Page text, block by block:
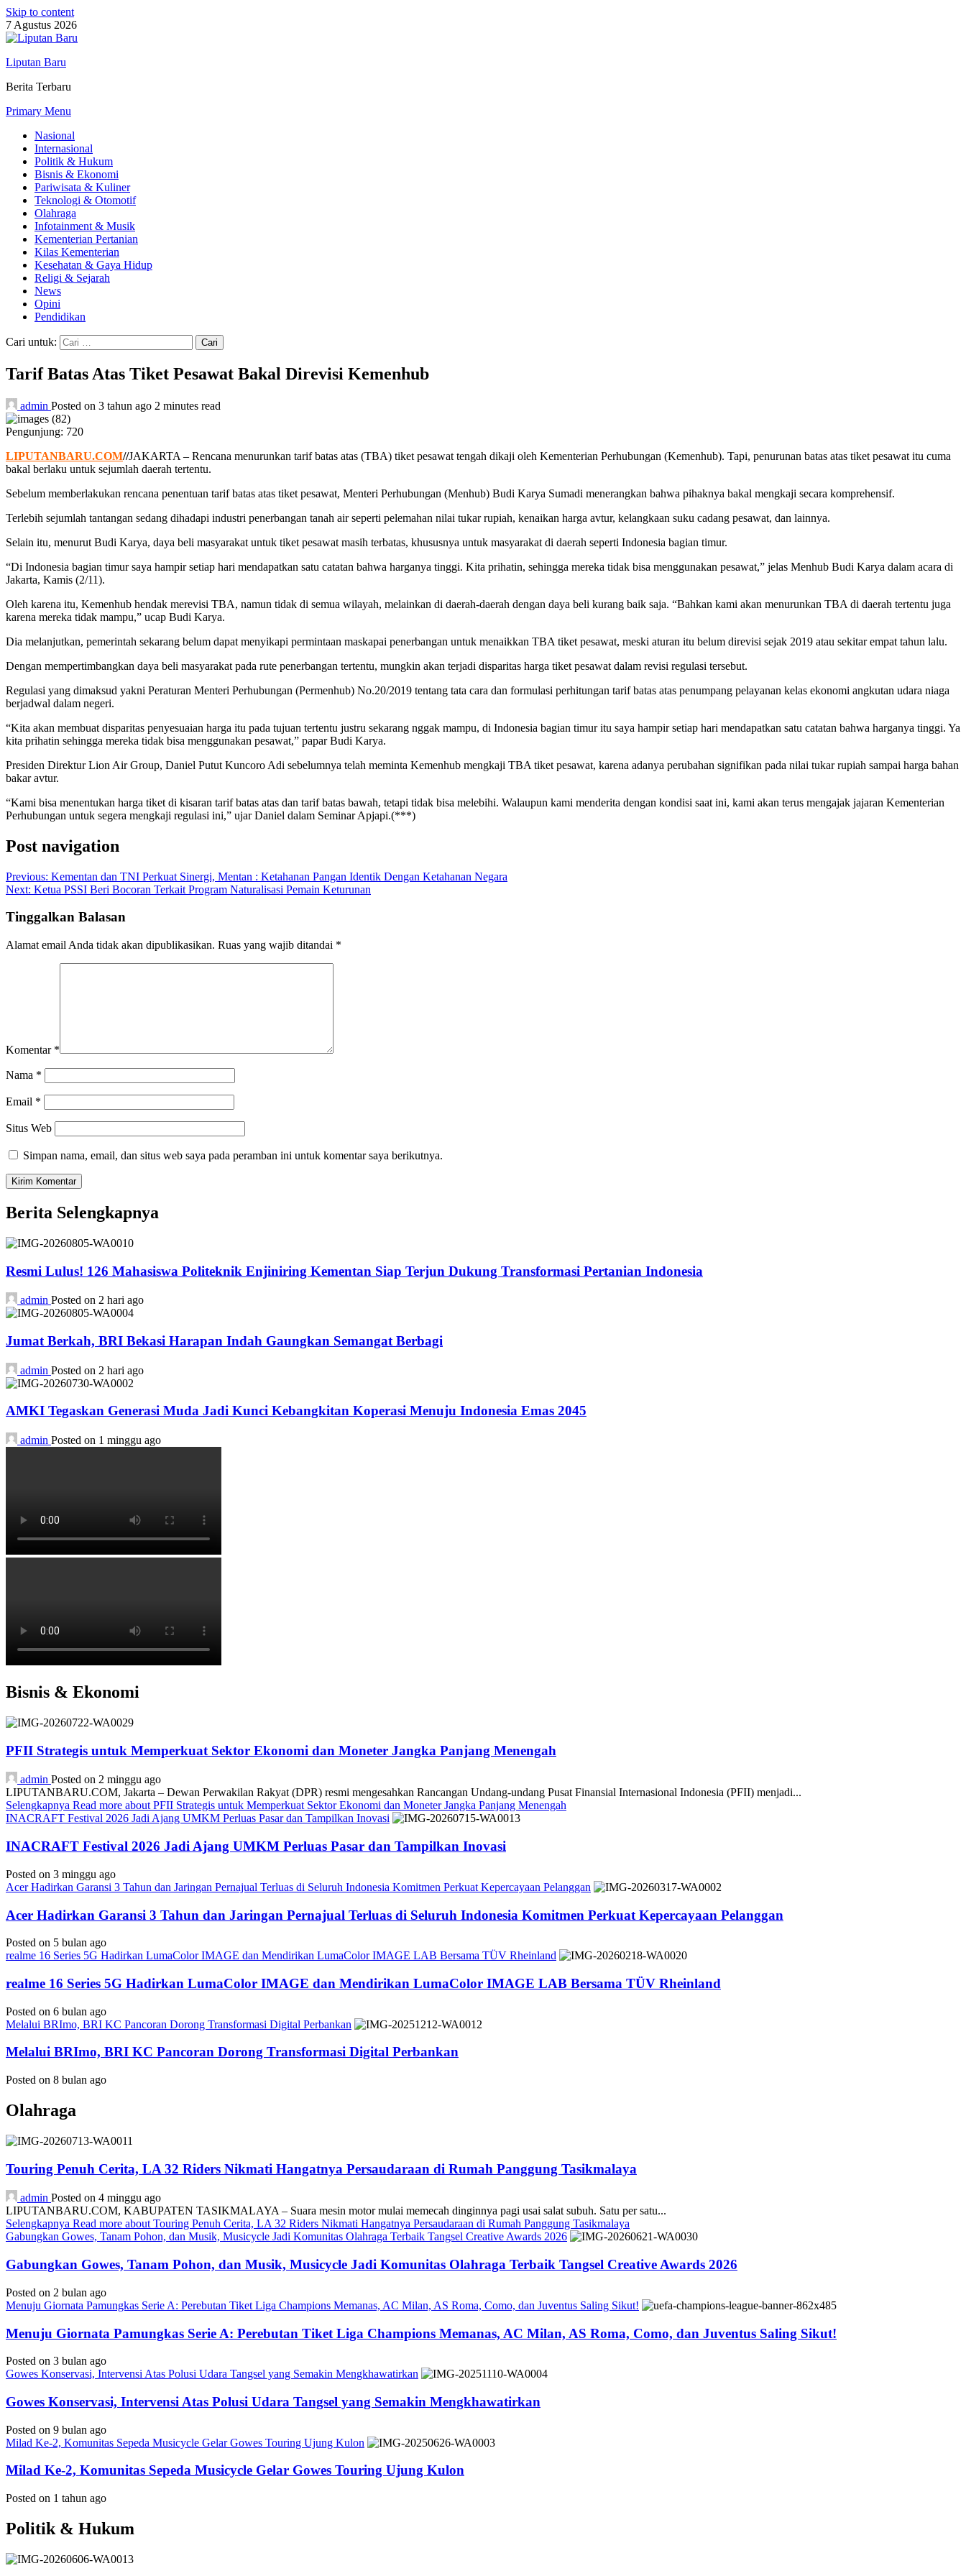
Skip to content
7 Agustus 2026
Liputan Baru
Berita Terbaru
Primary Menu
Nasional
Internasional
Politik & Hukum
Bisnis & Ekonomi
Pariwisata & Kuliner
Teknologi & Otomotif
Olahraga
Infotainment & Musik
Kementerian Pertanian
Kilas Kementerian
Kesehatan & Gaya Hidup
Religi & Sejarah
News
Opini
Pendidikan
Cari untuk:
Tarif Batas Atas Tiket Pesawat Bakal Direvisi Kemenhub
admin Posted on 3 tahun ago 2 minutes read
Pengunjung: 720
LIPUTANBARU.COM//JAKARTA – Rencana menurunkan tarif batas atas (TBA) tiket pesawat tengah dikaji oleh Kementerian Perhubungan (Kemenhub). Tapi, penurunan batas atas tiket pesawat itu cuma
bakal berlaku untuk sejumlah daerah tertentu.
Sebelum memberlakukan rencana penentuan tarif batas atas tiket pesawat, Menteri Perhubungan (Menhub) Budi Karya Sumadi menerangkan bahwa pihaknya bakal mengkaji secara komprehensif.
Terlebih sejumlah tantangan sedang dihadapi industri penerbangan tanah air seperti pelemahan nilai tukar rupiah, kenaikan harga avtur, kelangkaan suku cadang pesawat, dan lainnya.
Selain itu, menurut Budi Karya, daya beli masyarakat untuk tiket pesawat masih terbatas, khususnya untuk masyarakat di daerah seperti Indonesia bagian timur.
“Di Indonesia bagian timur saya hampir setiap hari mendapatkan satu catatan bahwa harganya tinggi. Kita prihatin, sehingga mereka tidak bisa menggunakan pesawat,” jelas Menhub Budi Karya dalam acara di
Jakarta, Kamis (2/11).
Oleh karena itu, Kemenhub hendak merevisi TBA, namun tidak di semua wilayah, melainkan di daerah-daerah dengan daya beli kurang baik saja. “Bahkan kami akan menurunkan TBA di daerah tertentu juga
karena mereka tidak mampu,” ucap Budi Karya.
Dia melanjutkan, pemerintah sekarang belum dapat menyikapi permintaan maskapai penerbangan untuk menaikkan TBA tiket pesawat, meski aturan itu belum direvisi sejak 2019 atau sekitar empat tahun lalu.
Dengan mempertimbangkan daya beli masyarakat pada rute penerbangan tertentu, mungkin akan terjadi disparitas harga tiket pesawat dalam revisi regulasi tersebut.
Regulasi yang dimaksud yakni Peraturan Menteri Perhubungan (Permenhub) No.20/2019 tentang tata cara dan formulasi perhitungan tarif batas atas penumpang pelayanan kelas ekonomi angkutan udara niaga
berjadwal dalam negeri.
“Kita akan membuat disparitas penyesuaian harga itu pada tujuan tertentu justru sekarang nggak mampu, di Indonesia bagian timur itu saya hampir setiap hari mendapatkan satu catatan bahwa harganya tinggi. Ya
kita prihatin sehingga mereka tidak bisa menggunakan pesawat,” papar Budi Karya.
Presiden Direktur Lion Air Group, Daniel Putut Kuncoro Adi sebelumnya telah meminta Kemenhub mengkaji TBA tiket pesawat, karena adanya perubahan signifikan pada nilai tukar rupiah sampai harga bahan
bakar avtur.
“Kami bisa menentukan harga tiket di kisaran tarif batas atas dan tarif batas bawah, tetapi tidak bisa melebihi. Walaupun kami menderita dengan kondisi saat ini, kami akan terus mengajak jajaran Kementerian
Perhubungan untuk segera mengkaji regulasi ini,” ujar Daniel dalam Seminar Apjapi.(***)
Post navigation
Previous: Kementan dan TNI Perkuat Sinergi, Mentan : Ketahanan Pangan Identik Dengan Ketahanan Negara
Next: Ketua PSSI Beri Bocoran Terkait Program Naturalisasi Pemain Keturunan
Tinggalkan Balasan
Alamat email Anda tidak akan dipublikasikan. Ruas yang wajib ditandai *
Komentar *
Nama *
Email *
Situs Web
Simpan nama, email, dan situs web saya pada peramban ini untuk komentar saya berikutnya.
Berita Selengkapnya
Resmi Lulus! 126 Mahasiswa Politeknik Enjiniring Kementan Siap Terjun Dukung Transformasi Pertanian Indonesia
admin Posted on 2 hari ago
Jumat Berkah, BRI Bekasi Harapan Indah Gaungkan Semangat Berbagi
admin Posted on 2 hari ago
AMKI Tegaskan Generasi Muda Jadi Kunci Kebangkitan Koperasi Menuju Indonesia Emas 2045
admin Posted on 1 minggu ago
Bisnis & Ekonomi
PFII Strategis untuk Memperkuat Sektor Ekonomi dan Moneter Jangka Panjang Menengah
admin Posted on 2 minggu ago
LIPUTANBARU.COM, Jakarta – Dewan Perwakilan Rakyat (DPR) resmi mengesahkan Rancangan Undang-undang Pusat Finansial Internasional Indonesia (PFII) menjadi...
Selengkapnya Read more about PFII Strategis untuk Memperkuat Sektor Ekonomi dan Moneter Jangka Panjang Menengah
INACRAFT Festival 2026 Jadi Ajang UMKM Perluas Pasar dan Tampilkan Inovasi
INACRAFT Festival 2026 Jadi Ajang UMKM Perluas Pasar dan Tampilkan Inovasi
Posted on 3 minggu ago
Acer Hadirkan Garansi 3 Tahun dan Jaringan Pernajual Terluas di Seluruh Indonesia Komitmen Perkuat Kepercayaan Pelanggan
Acer Hadirkan Garansi 3 Tahun dan Jaringan Pernajual Terluas di Seluruh Indonesia Komitmen Perkuat Kepercayaan Pelanggan
Posted on 5 bulan ago
realme 16 Series 5G Hadirkan LumaColor IMAGE dan Mendirikan LumaColor IMAGE LAB Bersama TÜV Rheinland
realme 16 Series 5G Hadirkan LumaColor IMAGE dan Mendirikan LumaColor IMAGE LAB Bersama TÜV Rheinland
Posted on 6 bulan ago
Melalui BRImo, BRI KC Pancoran Dorong Transformasi Digital Perbankan
Melalui BRImo, BRI KC Pancoran Dorong Transformasi Digital Perbankan
Posted on 8 bulan ago
Olahraga
Touring Penuh Cerita, LA 32 Riders Nikmati Hangatnya Persaudaraan di Rumah Panggung Tasikmalaya
admin Posted on 4 minggu ago
LIPUTANBARU.COM, KABUPATEN TASIKMALAYA – Suara mesin motor mulai memecah dinginnya pagi usai salat subuh. Satu per satu...
Selengkapnya Read more about Touring Penuh Cerita, LA 32 Riders Nikmati Hangatnya Persaudaraan di Rumah Panggung Tasikmalaya
Gabungkan Gowes, Tanam Pohon, dan Musik, Musicycle Jadi Komunitas Olahraga Terbaik Tangsel Creative Awards 2026
Gabungkan Gowes, Tanam Pohon, dan Musik, Musicycle Jadi Komunitas Olahraga Terbaik Tangsel Creative Awards 2026
Posted on 2 bulan ago
Menuju Giornata Pamungkas Serie A: Perebutan Tiket Liga Champions Memanas, AC Milan, AS Roma, Como, dan Juventus Saling Sikut!
Menuju Giornata Pamungkas Serie A: Perebutan Tiket Liga Champions Memanas, AC Milan, AS Roma, Como, dan Juventus Saling Sikut!
Posted on 3 bulan ago
Gowes Konservasi, Intervensi Atas Polusi Udara Tangsel yang Semakin Mengkhawatirkan
Gowes Konservasi, Intervensi Atas Polusi Udara Tangsel yang Semakin Mengkhawatirkan
Posted on 9 bulan ago
Milad Ke-2, Komunitas Sepeda Musicycle Gelar Gowes Touring Ujung Kulon
Milad Ke-2, Komunitas Sepeda Musicycle Gelar Gowes Touring Ujung Kulon
Posted on 1 tahun ago
Politik & Hukum